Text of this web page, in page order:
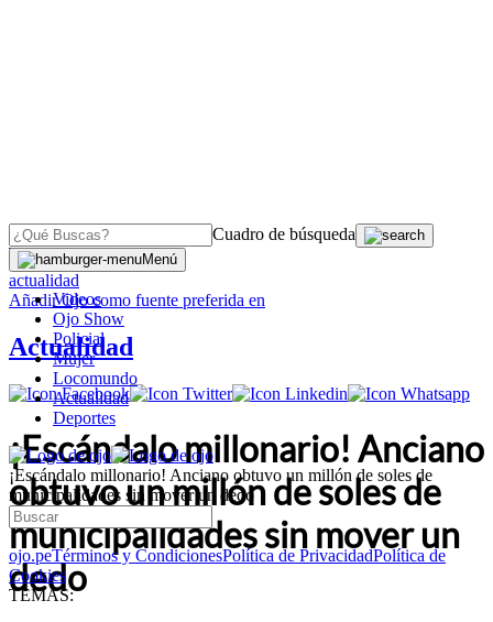
Cuadro de búsqueda
Menú
Videos
Ojo Show
Policial
Mujer
Locomundo
Actualidad
Deportes
¡Escándalo millonario! Anciano obtuvo un millón de soles de
municipalidades sin mover un dedo
ojo.peTérminos y CondicionesPolítica de PrivacidadPolítica de
Cookies
TEMAS:
OJO
actualidad
AñadirOjocomo fuente preferida en
Actualidad
¡Escándalo millonario! Anciano
obtuvo un millón de soles de
municipalidades sin mover un
dedo